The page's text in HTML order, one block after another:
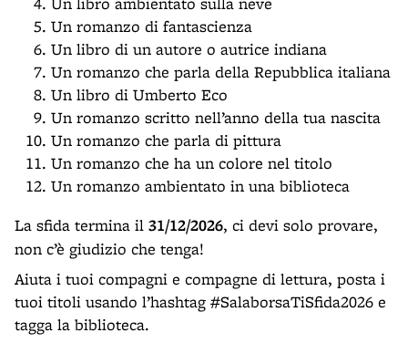
Un romanzo di fantascienza
Un libro di un autore o autrice indiana
Un romanzo che parla della Repubblica italiana
Un libro di Umberto Eco
Un romanzo scritto nell’anno della tua nascita
Un romanzo che parla di pittura
Un romanzo che ha un colore nel titolo
Un romanzo ambientato in una biblioteca
La sfida termina il 31/12/2026, ci devi solo provare,
non c’è giudizio che tenga!
Aiuta i tuoi compagni e compagne di lettura, posta i
tuoi titoli usando l’hashtag #SalaborsaTiSfida2026 e
tagga la biblioteca.